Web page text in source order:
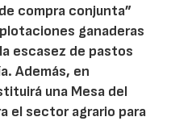
compra conjunta”
ganaderas
escasez de pastos
Además, en
una Mesa del
el sector agrario para